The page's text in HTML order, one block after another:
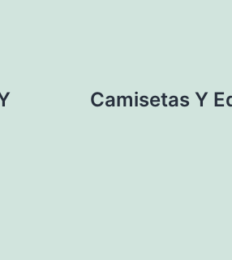
Camisetas Y